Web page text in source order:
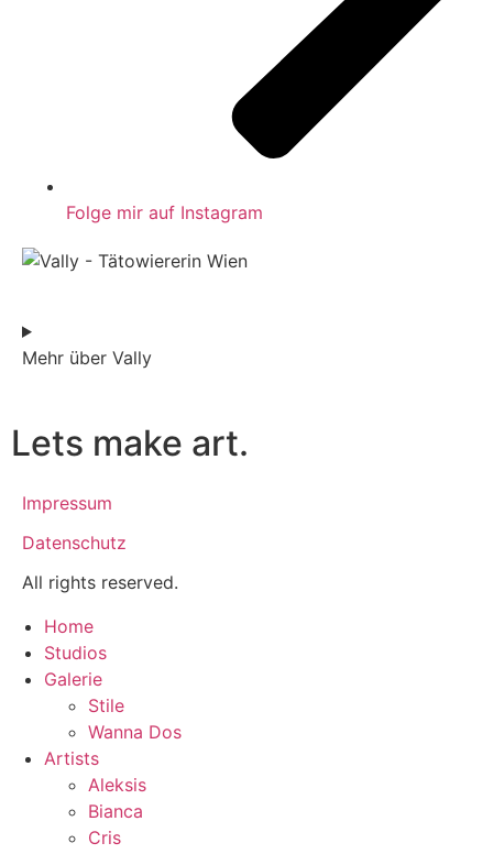
Folge mir auf Instagram
Mehr über Vally
Lets make art.
Impressum
Datenschutz
All rights reserved.
Home
Studios
Galerie
Stile
Wanna Dos
Artists
Aleksis
Bianca
Cris